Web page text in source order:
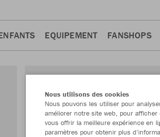
EQUIPEMENT FANSHOPS
Nous utilisons des cookies
Nous pouvons les utiliser pour
améliorer notre site web, pour
vous offrir la meilleure expérience en
paramètres pour obtenir plus